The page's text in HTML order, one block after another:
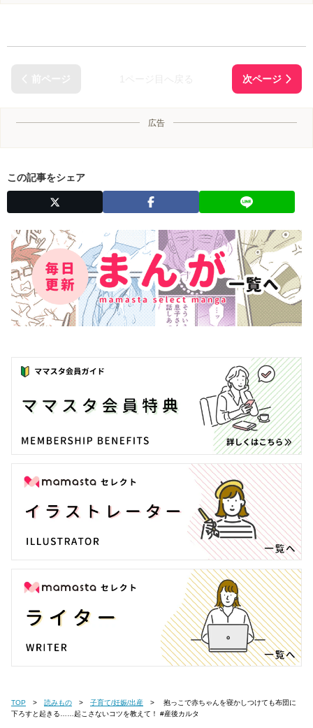
広告
この記事をシェア
TOP 読みもの 子育て/妊娠/出産
下ろすと起きる……起こさないコツを教えて！ #産後カルタ